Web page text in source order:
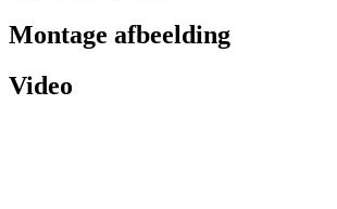
Montage afbeelding
Video